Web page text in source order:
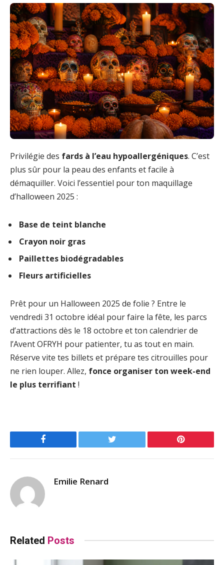
Privilégie des fards à l’eau hypoallergéniques. C’est
plus sûr pour la peau des enfants et facile à
démaquiller. Voici l’essentiel pour ton maquillage
d’halloween 2025 :
Base de teint blanche
Crayon noir gras
Paillettes biodégradables
Fleurs artificielles
Prêt pour un Halloween 2025 de folie ? Entre le
vendredi 31 octobre idéal pour faire la fête, les parcs
d’attractions dès le 18 octobre et ton calendrier de
l’Avent OFRYH pour patienter, tu as tout en main.
Réserve vite tes billets et prépare tes citrouilles pour
ne rien louper. Allez, fonce organiser ton week-end
le plus terrifiant !
Facebook Twitter Pinterest
Emilie Renard
Related Posts